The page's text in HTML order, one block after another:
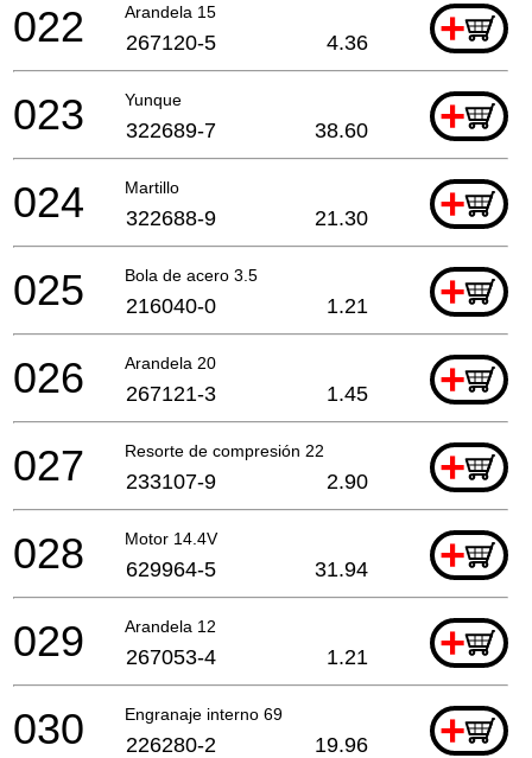
Arandela 15 +
022 267120-5 4.36
Yunque +
023 322689-7 38.60
Martillo +
024 322688-9 21.30
Bola de acero 3.5 +
025 216040-0 1.21
Arandela 20 +
026 267121-3 1.45
Resorte de compresión 22 +
027 233107-9 2.90
Motor 14.4V +
028 629964-5 31.94
Arandela 12 +
029 267053-4 1.21
Engranaje interno 69 +
030 226280-2 19.96